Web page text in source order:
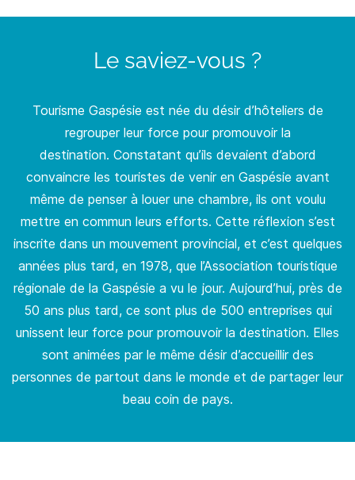
Le saviez-vous ?
Tourisme Gaspésie est née du désir d’hôteliers de
regrouper leur force pour promouvoir la
destination. Constatant qu’ils devaient d’abord
convaincre les touristes de venir en Gaspésie avant
même de penser à louer une chambre, ils ont voulu
mettre en commun leurs efforts. Cette réflexion s’est
inscrite dans un mouvement provincial, et c’est quelques
années plus tard, en 1978, que l’Association touristique
régionale de la Gaspésie a vu le jour. Aujourd’hui, près de
50 ans plus tard, ce sont plus de 500 entreprises qui
unissent leur force pour promouvoir la destination. Elles
sont animées par le même désir d’accueillir des
personnes de partout dans le monde et de partager leur
beau coin de pays.